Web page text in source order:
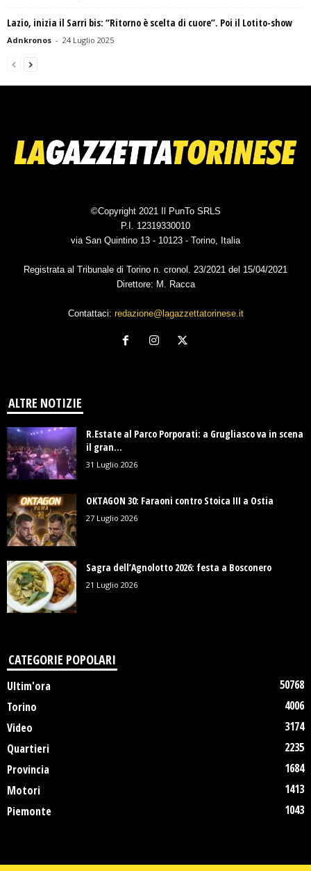
Lazio, inizia il Sarri bis: “Ritorno è scelta di cuore”. Poi il Lotito-show
Adnkronos - 24 Luglio 2025
©Copyright 2021 Il PunTo SRLS
P.I. 12319330010
via San Quintino 13 - 10123 - Torino, Italia
Registrata al Tribunale di Torino n. cronol. 23/2021 del 15/04/2021
Direttore: M. Racca
Contattaci: redazione@lagazzettatorinese.it
ALTRE NOTIZIE
R.Estate al Parco Porporati: a Grugliasco va in scena
il gran...
31 Luglio 2026
OKTAGON 30: Faraoni contro Stoica III a Ostia
27 Luglio 2026
Sagra dell’Agnolotto 2026: festa a Bosconero
21 Luglio 2026
CATEGORIE POPOLARI
Ultim'ora
50768
Torino
4006
Video
3174
Quartieri
2235
Provincia
1684
Motori
1413
Piemonte
1043